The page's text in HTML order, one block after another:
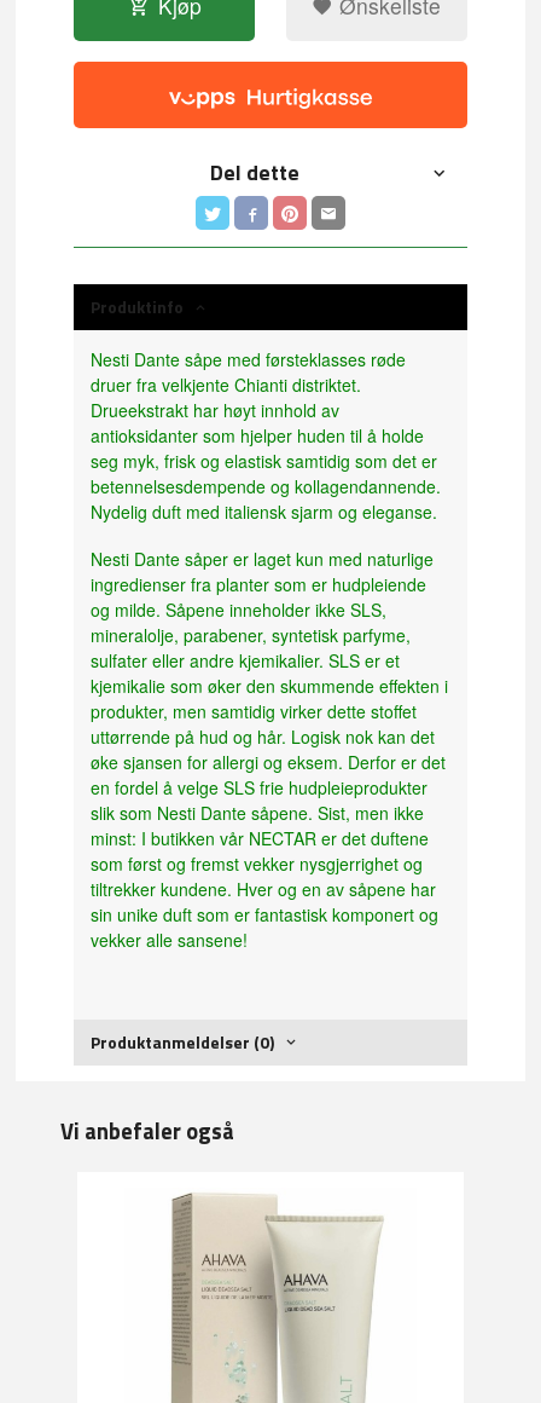
Del dette
Produktinfo
Nesti Dante såpe med førsteklasses røde
druer fra velkjente Chianti distriktet.
Drueekstrakt har høyt innhold av
antioksidanter som hjelper huden til å holde
seg myk, frisk og elastisk samtidig som det er
betennelsesdempende og kollagendannende.
Nydelig duft med italiensk sjarm og eleganse.
Nesti Dante såper er laget kun med naturlige
ingredienser fra planter som er hudpleiende
og milde. Såpene inneholder ikke SLS,
mineralolje, parabener, syntetisk parfyme,
sulfater eller andre kjemikalier. SLS er et
kjemikalie som øker den skummende effekten i
produkter, men samtidig virker dette stoffet
uttørrende på hud og hår. Logisk nok kan det
øke sjansen for allergi og eksem. Derfor er det
en fordel å velge SLS frie hudpleieprodukter
slik som Nesti Dante såpene. Sist, men ikke
minst: I butikken vår NECTAR er det duftene
som først og fremst vekker nysgjerrighet og
tiltrekker kundene. Hver og en av såpene har
sin unike duft som er fantastisk komponert og
vekker alle sansene!
Produktanmeldelser (0)
Vi anbefaler også